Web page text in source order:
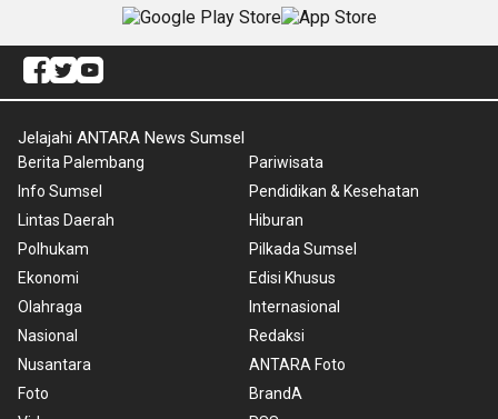
Jelajahi ANTARA News Sumsel
Berita Palembang
Info Sumsel
Lintas Daerah
Polhukam
Ekonomi
Olahraga
Nasional
Nusantara
Foto
Pariwisata
Pendidikan & Kesehatan
Hiburan
Pilkada Sumsel
Edisi Khusus
Internasional
Redaksi
ANTARA Foto
BrandA